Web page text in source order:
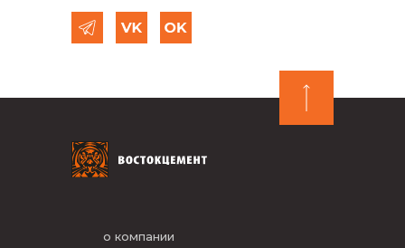
о компании